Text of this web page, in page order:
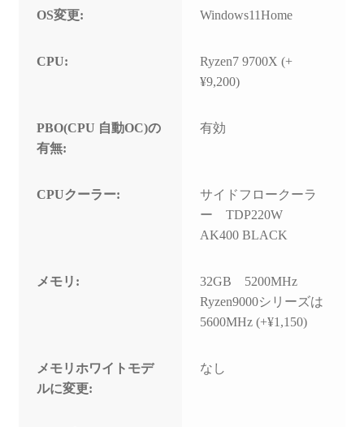
OS変更: Windows11Home
CPU:
Ryzen7 9700X (+
¥9,200)
PBO(CPU 自動OC)の
有無:
有効
CPUクーラー:
サイドフロークーラ
ー TDP220W
AK400 BLACK
メモリ:
32GB 5200MHz
Ryzen9000シリーズは
5600MHz (+¥1,150)
メモリホワイトモデ
ルに変更:
なし